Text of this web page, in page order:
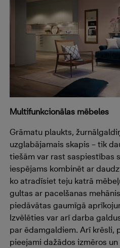
Multifunkcionālas mēbeles
Grāmatu plaukts,
uzglabājamais skapis – tik
tiešām var rast saspiestības
iespējams kombinēt ar
ko atradīsiet teju katrā
gultas ar pacelšanas
piedāvātas gaumīgā
Izvēlēties var arī darba
par ēdamgaldiem. Arī krēsli,
pieejami dažādos izmēros